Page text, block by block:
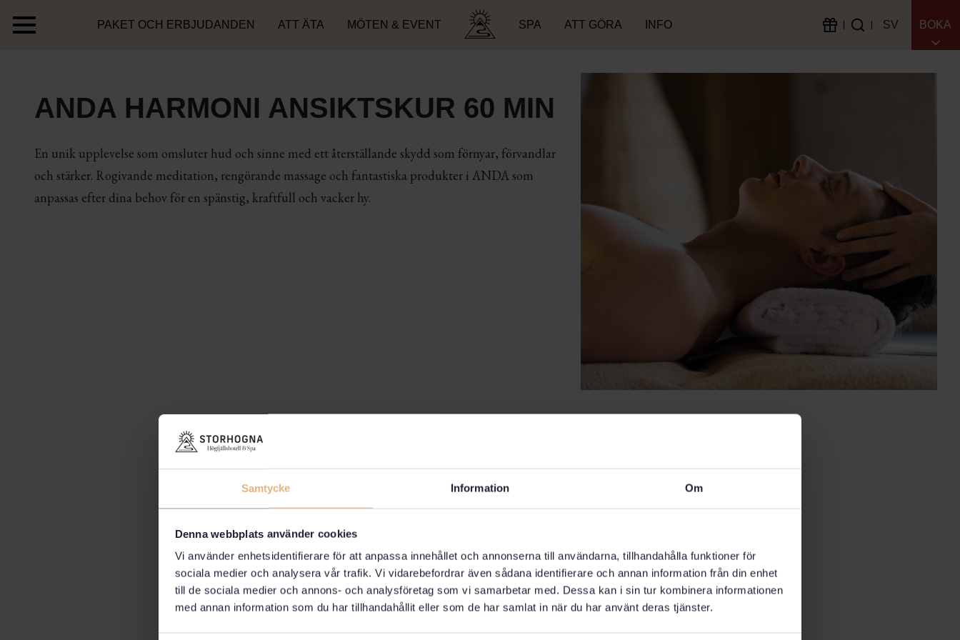
Samtycke Information Om
Denna webbplats använder cookies
Vi använder enhetsidentifierare för att anpassa innehållet och annonserna till användarna, tillhandahålla funktioner för
sociala medier och analysera vår trafik. Vi vidarebefordrar även sådana identifierare och annan information från din enhet
till de sociala medier och annons- och analysföretag som vi samarbetar med. Dessa kan i sin tur kombinera informationen
med annan information som du har tillhandahållit eller som de har samlat in när du har använt deras tjänster.
PAKET OCH ERBJUDANDEN ATT ÄTA MÖTEN & EVENT SPA ATT GÖRA INFO SV BOKA
ANDA HARMONI ANSIKTSKUR 60 MIN
En unik upplevelse som omsluter hud och sinne med ett återställande skydd som förnyar, förvandlar
och stärker. Rogivande meditation, rengörande massage och fantastiska produkter i ANDA som
anpassas efter dina behov för en spänstig, kraftfull och vacker hy.